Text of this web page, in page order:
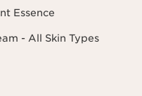
Essence
- All Skin Types